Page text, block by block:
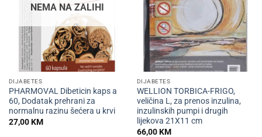
NEMA NA ZALIHI
DIJABETES
PHARMOVAL Dibeticin kaps a
60, Dodatak prehrani za
normalnu razinu šećera u krvi
27,00KM
DIJABETES
WELLION TORBICA-FRIGO,
veličina L, za prenos inzulina,
inzulinskih pumpi i drugih
lijekova 21X11 cm
66,00KM